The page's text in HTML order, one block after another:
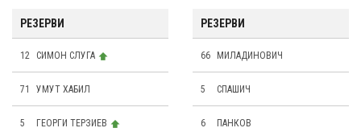
РЕЗЕРВИ
12 СИМОН СЛУГА
71 УМУТ ХАБИЛ
5 ГЕОРГИ ТЕРЗИЕВ
РЕЗЕРВИ
66 МИЛАДИНОВИЧ
5 СПАШИЧ
6 ПАНКОВ